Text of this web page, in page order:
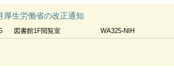
厚生労働省の改正通知
図書館1F閲覧室 WA325-NIH